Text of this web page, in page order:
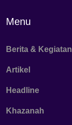
Menu
Berita & Kegiatan
Artikel
Headline
Khazanah